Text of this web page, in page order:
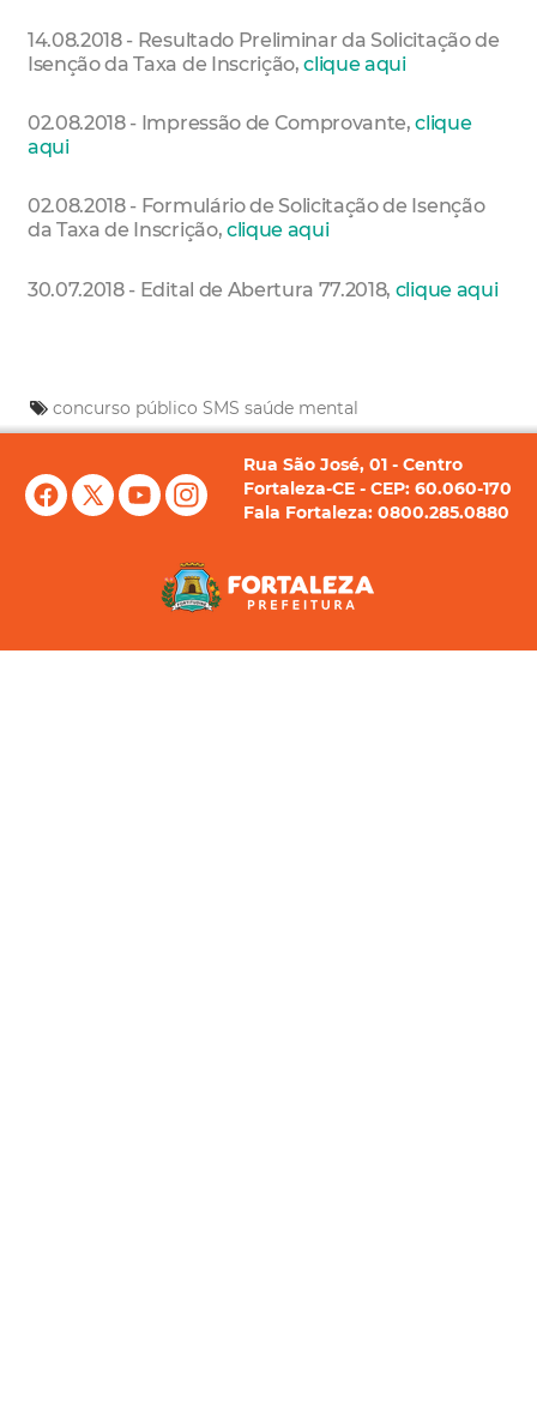
14.08.2018 - Resultado Preliminar da Solicitação de
Isenção da Taxa de Inscrição,clique aqui
02.08.2018 - Impressão de Comprovante,clique
aqui
02.08.2018 - Formulário de Solicitação de Isenção
da Taxa de Inscrição, clique aqui
30.07.2018 - Edital de Abertura 77.2018, clique aqui
concurso público SMS saúde mental
Rua São José, 01 - Centro
Fortaleza-CE - CEP: 60.060-170
Fala Fortaleza: 0800.285.0880